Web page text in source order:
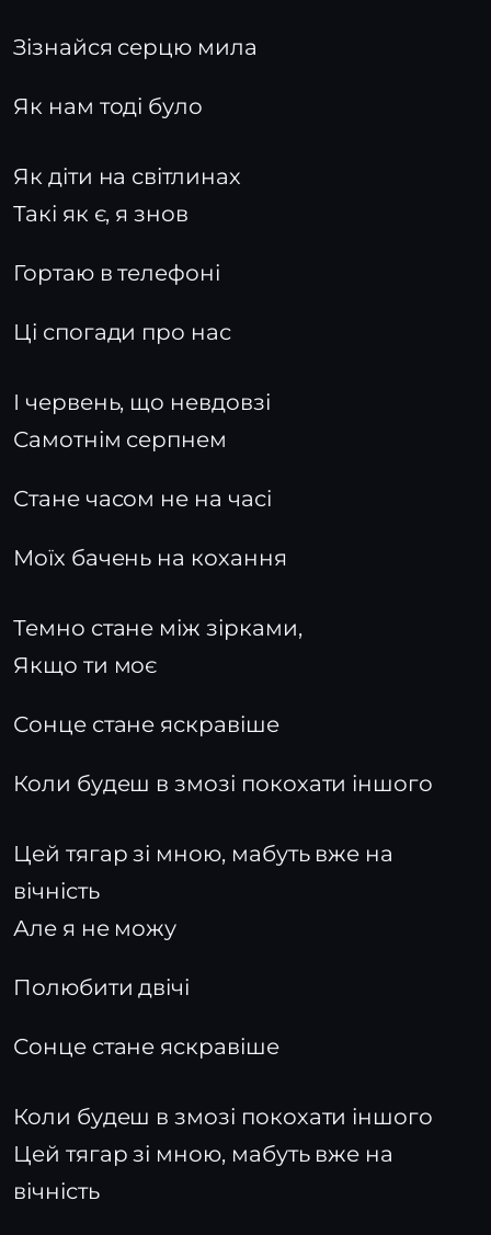
Зізнайся серцю мила
Як нам тоді було
Як діти на світлинах
Такі як є, я знов
Гортаю в телефоні
Ці спогади про нас
І червень, що невдовзі
Самотнім серпнем
Стане часом не на часі
Моїх бачень на кохання
Темно стане між зірками,
Якщо ти моє
Сонце стане яскравіше
Коли будеш в змозі покохати іншого
Цей тягар зі мною, мабуть вже на
вічність
Але я не можу
Полюбити двічі
Сонце стане яскравіше
Коли будеш в змозі покохати іншого
Цей тягар зі мною, мабуть вже на
вічність